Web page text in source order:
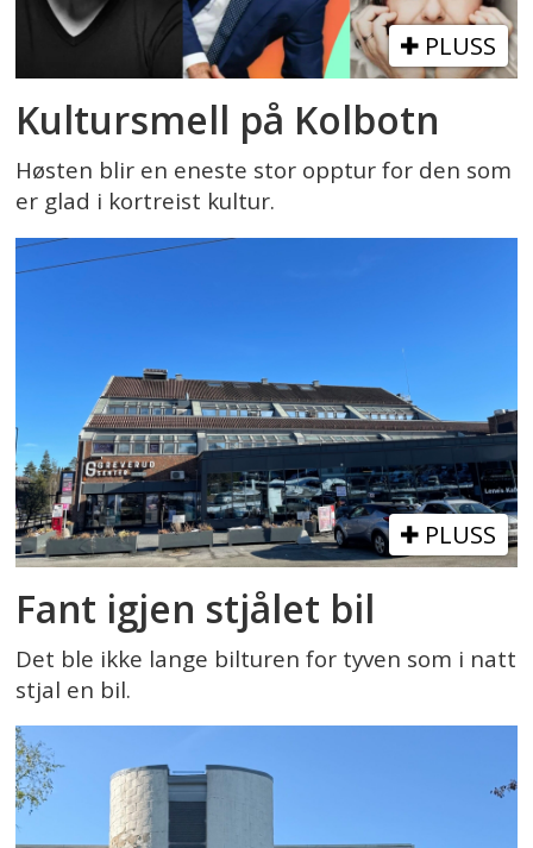
PLUSS
Kultursmell på Kolbotn
Høsten blir en eneste stor opptur for den som
er glad i kortreist kultur.
PLUSS
Fant igjen stjålet bil
Det ble ikke lange bilturen for tyven som i natt
stjal en bil.